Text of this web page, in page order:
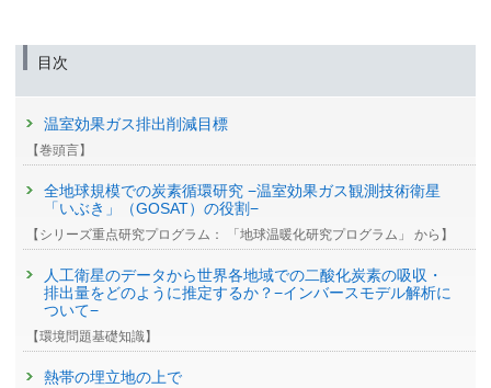
目次
温室効果ガス排出削減目標
【巻頭言】
全地球規模での炭素循環研究 −温室効果ガス観測技術衛星
「いぶき」（GOSAT）の役割−
【シリーズ重点研究プログラム： 「地球温暖化研究プログラム」 から】
人工衛星のデータから世界各地域での二酸化炭素の吸収・
排出量をどのように推定するか？−インバースモデル解析に
ついて−
【環境問題基礎知識】
熱帯の埋立地の上で